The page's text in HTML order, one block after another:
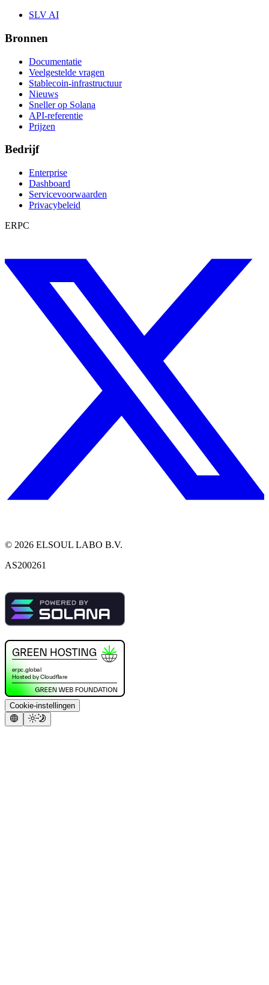
SLV AI
Bronnen
Documentatie
Veelgestelde vragen
Stablecoin-infrastructuur
Nieuws
Sneller op Solana
API-referentie
Prijzen
Bedrijf
Enterprise
Dashboard
Servicevoorwaarden
Privacybeleid
ERPC
© 2026 ELSOUL LABO B.V.
AS200261
Cookie-instellingen